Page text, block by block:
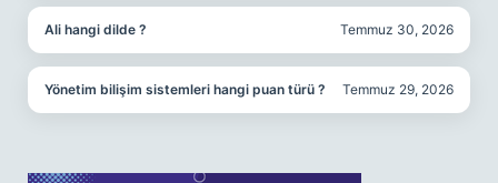
Ali hangi dilde ? Temmuz 30, 2026
Yönetim bilişim sistemleri hangi puan türü ? Temmuz 29, 2026